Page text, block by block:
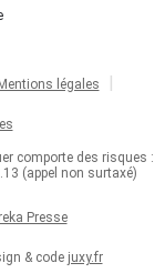
Mentions légales
comporte des risques :
(appel non surtaxé)
Presse
& code juxy.fr